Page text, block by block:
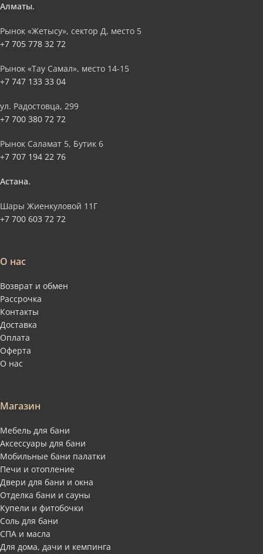
Алматы.
Рынок «Жетысу», сектор Д, место 5
+7 705 778 32 72
Рынок «Тау Самал», место 14-15
+7 747 133 33 04
ул. Радостовца, 299
+7 700 380 72 72
Рынок Саламат 5, Бутик 6
+7 707 194 22 76
Астана.
Шары Жиенкуловой 11Г
+7 700 603 72 72
О нас
Возврат и обмен
Рассрочка
Контакты
Доставка
Оплата
Оферта
О нас
Магазин
Мебель для бани
Аксессуары для бани
Мобильные бани палатки
Печи и отопление
Двери для бани и окна
Отделка бани и сауны
Купели и фитобочки
Соль для бани
СПА и масла
Для дома, дачи и кемпинга